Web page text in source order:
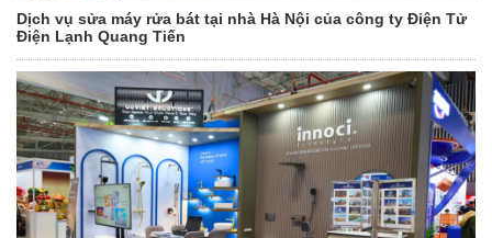
Dịch vụ sửa máy rửa bát tại nhà Hà Nội của công ty Điện Tử
Điện Lạnh Quang Tiến